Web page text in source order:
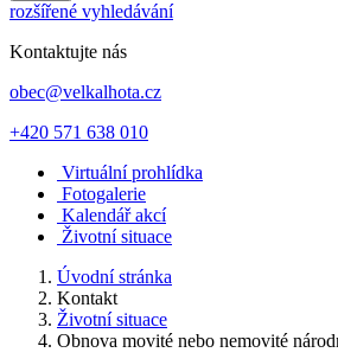
rozšířené vyhledávání
Kontaktujte nás
obec@velkalhota.cz
+420 571 638 010
Virtuální prohlídka
Fotogalerie
Kalendář akcí
Životní situace
Úvodní stránka
Kontakt
Životní situace
Obnova movité nebo nemovité